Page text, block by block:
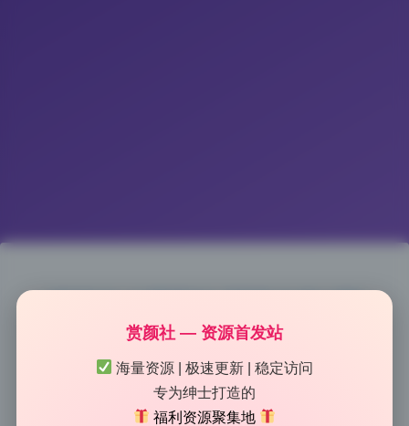
6.9G原档典藏打包下载
2026-7-09 9:42 | 47 | 0
1125 字 | 5 分钟
赏颜社 — 资源首发站
海量资源 | 极速更新 | 稳定访问
专为绅士打造的
福利资源聚集地